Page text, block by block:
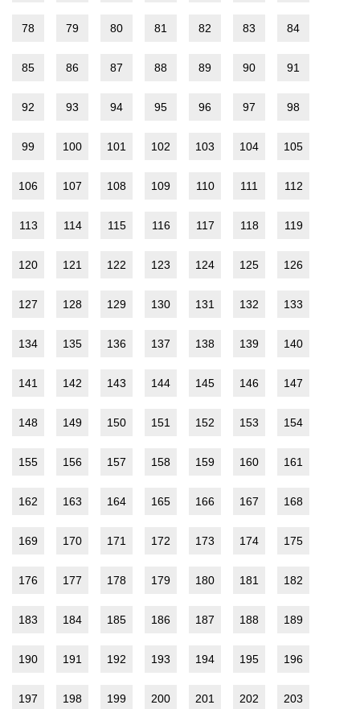
78 79 80 81 82 83 84
85 86 87 88 89 90 91
92 93 94 95 96 97 98
99 100 101 102 103 104 105
106 107 108 109 110 111 112
113 114 115 116 117 118 119
120 121 122 123 124 125 126
127 128 129 130 131 132 133
134 135 136 137 138 139 140
141 142 143 144 145 146 147
148 149 150 151 152 153 154
155 156 157 158 159 160 161
162 163 164 165 166 167 168
169 170 171 172 173 174 175
176 177 178 179 180 181 182
183 184 185 186 187 188 189
190 191 192 193 194 195 196
197 198 199 200 201 202 203